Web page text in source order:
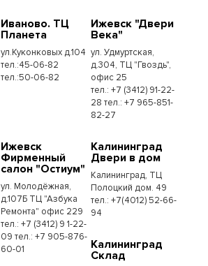
Иваново. ТЦ
Планета
ул.Куконковых д.104
тел.:45-06-82
тел.:50-06-82
Ижевск "Двери
Века"
ул. Удмуртская,
д.304, ТЦ "Гвоздь",
офис 25
тел.: +7 (3412) 91-22-
28 тел.: +7 965-851-
82-27
Ижевск
Фирменный
салон "Остиум"
ул. Молодёжная,
д.107Б ТЦ "Азбука
Ремонта" офис 229
тел.: +7 (3412) 9 1-22-
09 тел.: +7 905-876-
60-01
Калининград
Двери в дом
Калининград, ТЦ
Полоцкий дом. 49
тел.: +7(4012) 52-66-
94
Калининград
Склад